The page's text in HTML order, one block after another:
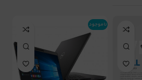
ناموجود